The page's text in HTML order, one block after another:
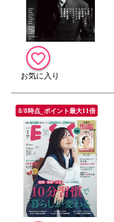
8/8時点_ポイント最大11倍